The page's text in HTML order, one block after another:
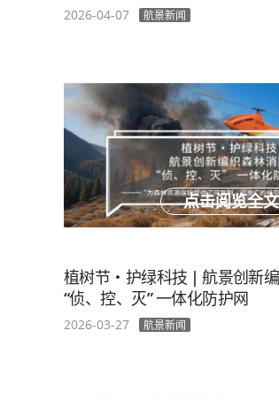
2026-04-07 航景新闻
点击阅览全文
植树节・护绿科技 | 航景创新
“侦、控、灭” 一体化防护网
2026-03-27 航景新闻